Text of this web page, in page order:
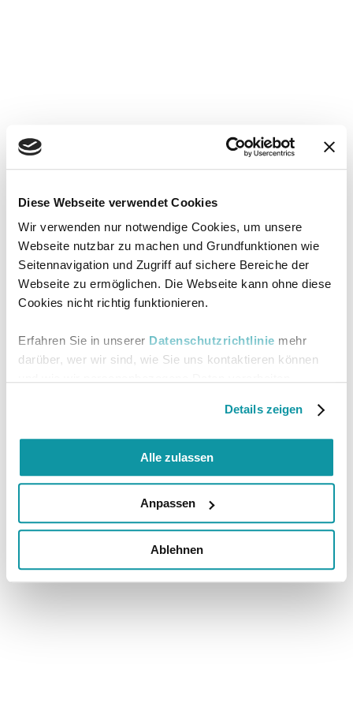
Diese Webseite verwendet Cookies
Wir verwenden nur notwendige Cookies, um unsere
Webseite nutzbar zu machen und Grundfunktionen wie
Seitennavigation und Zugriff auf sichere Bereiche der
Webseite zu ermöglichen. Die Webseite kann ohne diese
Cookies nicht richtig funktionieren.
Erfahren Sie in unserer Datenschutzrichtlinie mehr
darüber, wer wir sind, wie Sie uns kontaktieren können
Details zeigen
Alle zulassen
Anpassen
Ablehnen